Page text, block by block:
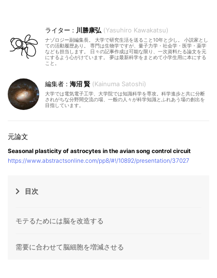
川勝康弘 Yasuhiro Kawakatsu
ナゾロジー副編集長。 大学で研究生活を送ること10年と少し。 小説家とし
ての活動履歴あり。 専門は生物学ですが、量子力学・社会学・医学・薬学
なども担当します。 日々の記事作成は可能な限り、一次資料たる論文を元
にするよう心がけています。 夢は最新科学をまとめて小学生用に本にする
こと。
海沼 賢 Kainuma Satoshi
大学では電気電子工学、大学院では知識科学を専攻。科学進歩と共に分断
されがちな分野間交流の場、一般の人々が科学知識とふれあう場の創出を
目指しています。
Seasonal plasticity of astrocytes in the avian song control circuit
https://www.abstractsonline.com/pp8/#!/10892/presentation/37027
目次
モテるためには脳を改造する
需要に合わせて脳細胞を増減させる